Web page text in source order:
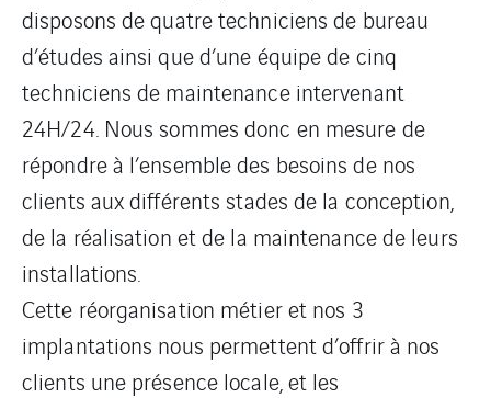
disposons de quatre techniciens de bureau
d’études ainsi que d’une équipe de cinq
techniciens de maintenance intervenant
24H/24. Nous sommes donc en mesure de
répondre à l’ensemble des besoins de nos
clients aux différents stades de la conception,
de la réalisation et de la maintenance de leurs
installations.
Cette réorganisation métier et nos 3
implantations nous permettent d’offrir à nos
clients une présence locale, et les